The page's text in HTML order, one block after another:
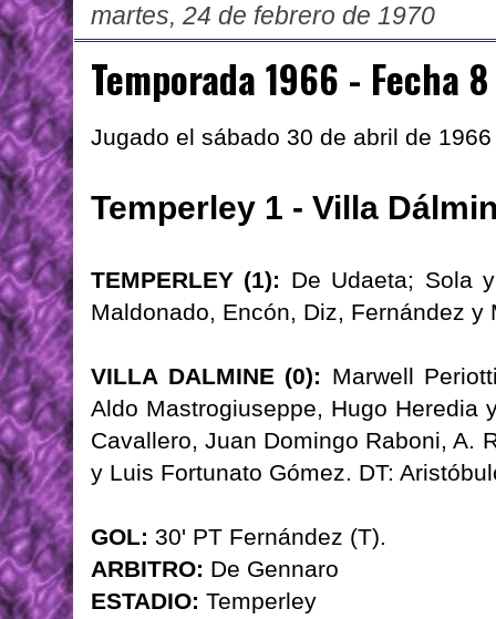
martes, 24 de febrero de 1970
Temporada 1966 - Fecha 8
Jugado el sábado 30 de abril de 1966
Temperley 1 - Villa
TEMPERLEY (1): De Udaeta; Sola
Maldonado, Encón, Diz, Fernández y
VILLA DALMINE (0): Marwell
Aldo Mastrogiuseppe, Hugo Heredia
Cavallero, Juan Domingo Raboni, A.
y Luis Fortunato Gómez. DT:
GOL: 30' PT Fernández (T).
ARBITRO: De Gennaro
ESTADIO: Temperley